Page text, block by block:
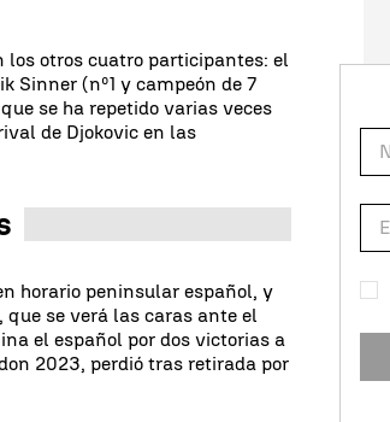
los otros cuatro participantes: el
Sinner (nº1 y campeón de 7
se ha repetido varias veces
de Djokovic en las
horario peninsular español, y
, que se verá las caras ante el
el español por dos victorias a
2023, perdió tras retirada por